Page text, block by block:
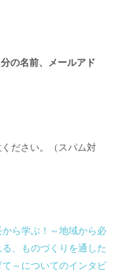
の名前、メールアド
ださい。（スパム対
から学ぶ！～地域から必
、ものづくりを通した
～についてのインタビ